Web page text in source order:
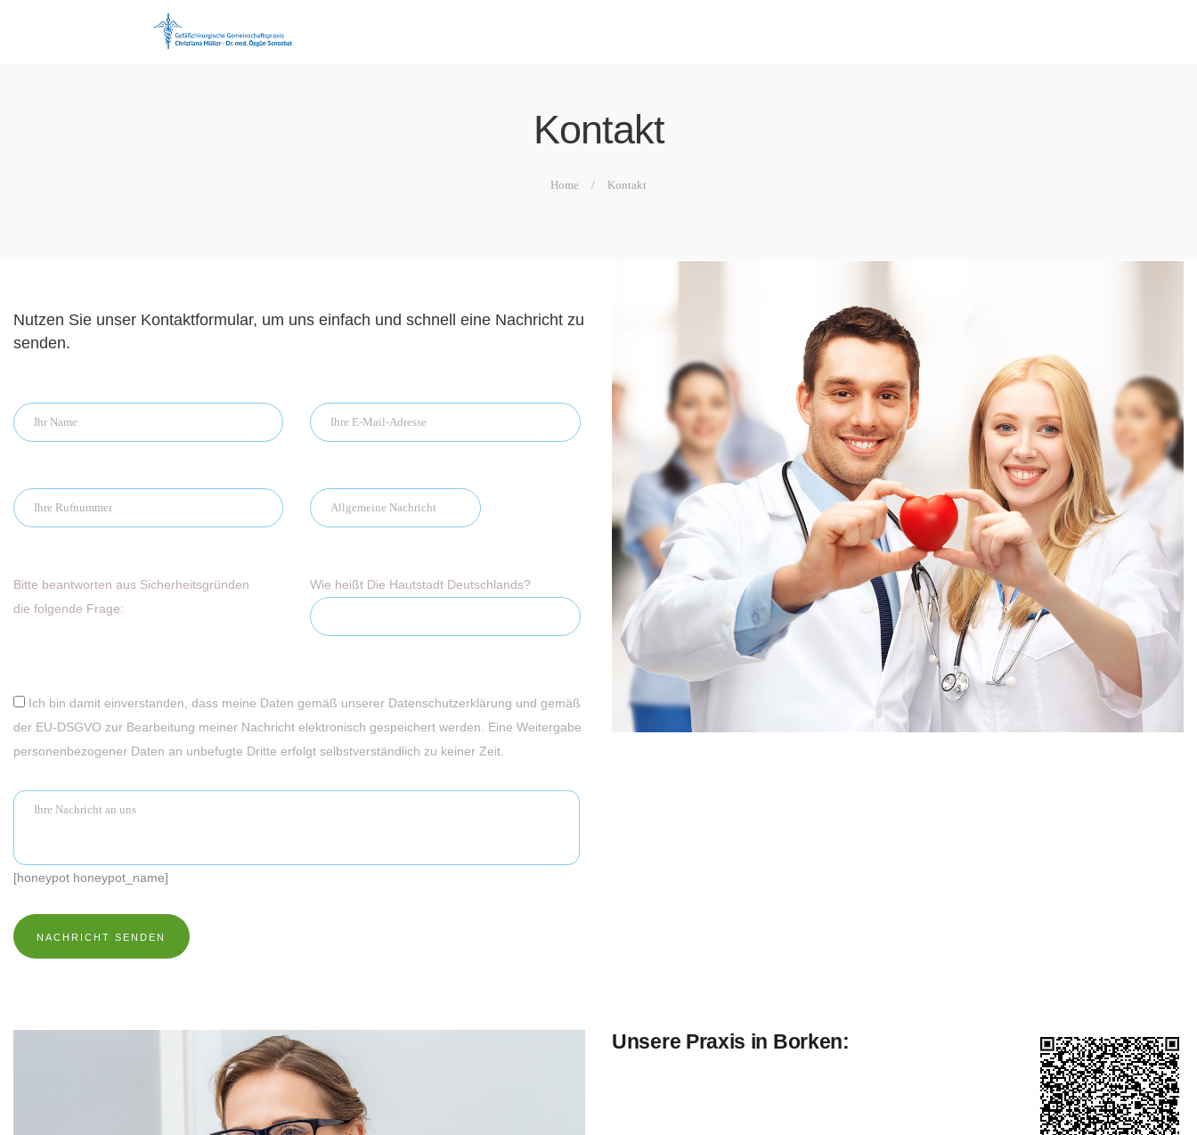
Kontakt
Home Kontakt
AKTUELLES
Nutzen Sie unser Kontaktformular, um uns einfach und schnell eine Nachricht zu
senden.
Bitte beantworten aus Sicherheitsgründen
die folgende Frage:
Wie heißt Die Hautstadt Deutschlands?
Ich bin damit einverstanden, dass meine Daten gemäß unserer Datenschutzerklärung und gemäß
der EU-DSGVO zur Bearbeitung meiner Nachricht elektronisch gespeichert werden. Eine Weitergabe
personenbezogener Daten an unbefugte Dritte erfolgt selbstverständlich zu keiner Zeit.
[honeypot honeypot_name]
Unsere Praxis in Borken: